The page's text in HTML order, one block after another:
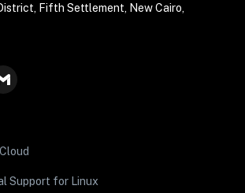
Fifth Settlement, New Cairo,
Support for Linux